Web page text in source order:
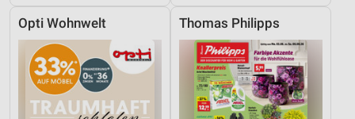
Opti Wohnwelt Thomas Philipps